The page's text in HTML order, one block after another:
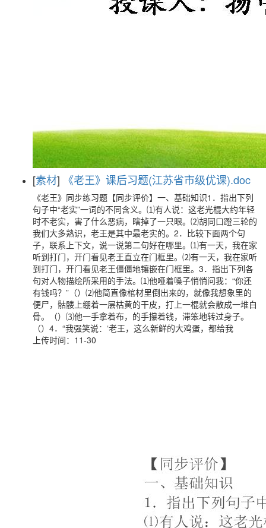
[素材] 《老王》课后习题(江苏省市级优课).doc
《老王》同步练习题【同步评价】一、基础知识1．指出下列
句子中“老实”一词的不同含义。⑴有人说：这老光棍大约年轻
时不老实，害了什么恶病，瞎掉了一只眼。⑵胡同口蹬三轮的
我们大多熟识，老王是其中最老实的。2．比较下面两个句
子，联系上下文，说一说第二句好在哪里。⑴有一天，我在家
听到打门，开门看见老王直立在门框里。⑵有一天，我在家听
到打门，开门看见老王僵僵地镶嵌在门框里。3．指出下列各
句对人物描绘所采用的手法。⑴他哑着嗓子悄悄问我：“你还
有钱吗？”（）⑵他简直像棺材里倒出来的，就像我想象里的
便尸，骷髅上绷着一层枯黄的干皮，打上一棍就会散成一堆白
骨。（）⑶他一手拿着布，的手攥着钱，滞笨地转过身子。
（）4．“我强笑说：‘老王，这么新鲜的大鸡蛋，都给我
上传时间：11-30